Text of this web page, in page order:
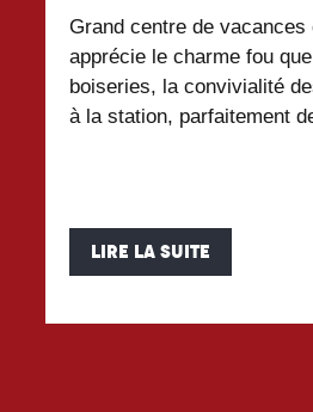
Commerces et
Grand centre de vacances
apprécie le charme fou
boiseries, la convivialité
à la station, parfaitement
LIRE LA SUITE